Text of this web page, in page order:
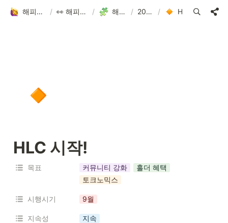
해피어타운 입주민 되고 싶은 사람?! / 👀 해피어타운 NFT에 대한 모든 것! / 해피어타운 로드맵 / 2022.3Q-4Q /
🔸
HLC 시작!
목표 커뮤니티 강화
홀더 혜택
토크노믹스
시행시기 9월
지속성 지속